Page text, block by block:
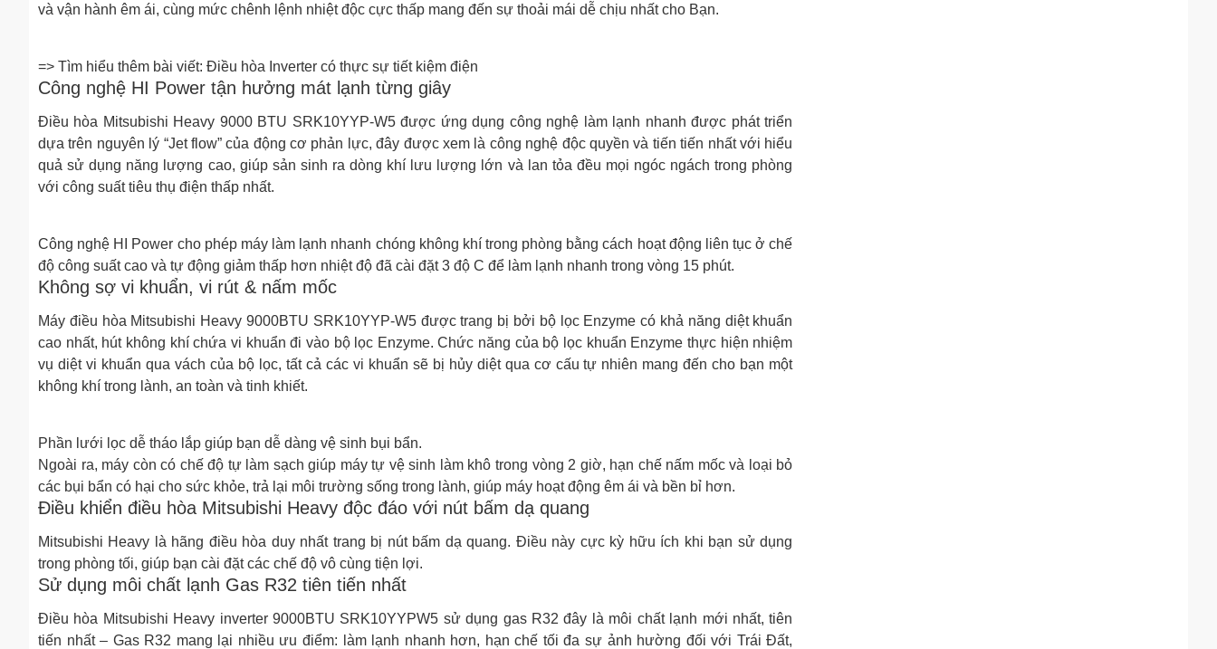
và vận hành êm ái, cùng mức chênh lệnh nhiệt độc cực thấp mang đến sự thoải mái dễ chịu nhất cho Bạn.
=> Tìm hiểu thêm bài viết: Điều hòa Inverter có thực sự tiết kiệm điện
Công nghệ HI Power tận hưởng mát lạnh từng giây
Điều hòa Mitsubishi Heavy 9000 BTU SRK10YYP-W5 được ứng dụng công nghệ làm lạnh nhanh được phát triển
dựa trên nguyên lý “Jet flow” của động cơ phản lực, đây được xem là công nghệ độc quyền và tiến tiến nhất với hiểu
quả sử dụng năng lượng cao, giúp sản sinh ra dòng khí lưu lượng lớn và lan tỏa đều mọi ngóc ngách trong phòng
với công suất tiêu thụ điện thấp nhất.
Công nghệ HI Power cho phép máy làm lạnh nhanh chóng không khí trong phòng bằng cách hoạt động liên tục ở chế
độ công suất cao và tự động giảm thấp hơn nhiệt độ đã cài đặt 3 độ C để làm lạnh nhanh trong vòng 15 phút.
Không sợ vi khuẩn, vi rút & nấm mốc
Máy điều hòa Mitsubishi Heavy 9000BTU SRK10YYP-W5 được trang bị bởi bộ lọc Enzyme có khả năng diệt khuẩn
cao nhất, hút không khí chứa vi khuẩn đi vào bộ lọc Enzyme. Chức năng của bộ lọc khuẩn Enzyme thực hiện nhiệm
vụ diệt vi khuẩn qua vách của bộ lọc, tất cả các vi khuẩn sẽ bị hủy diệt qua cơ cấu tự nhiên mang đến cho bạn một
không khí trong lành, an toàn và tinh khiết.
Phần lưới lọc dễ tháo lắp giúp bạn dễ dàng vệ sinh bụi bẩn.
Ngoài ra, máy còn có chế độ tự làm sạch giúp máy tự vệ sinh làm khô trong vòng 2 giờ, hạn chế nấm mốc và loại bỏ
các bụi bẩn có hại cho sức khỏe, trả lại môi trường sống trong lành, giúp máy hoạt động êm ái và bền bỉ hơn.
Điều khiển điều hòa Mitsubishi Heavy độc đáo với nút bấm dạ quang
Mitsubishi Heavy là hãng điều hòa duy nhất trang bị nút bấm dạ quang. Điều này cực kỳ hữu ích khi bạn sử dụng
trong phòng tối, giúp bạn cài đặt các chế độ vô cùng tiện lợi.
Sử dụng môi chất lạnh Gas R32 tiên tiến nhất
Điều hòa Mitsubishi Heavy inverter 9000BTU SRK10YYPW5 sử dụng gas R32 đây là môi chất lạnh mới nhất, tiên
tiến nhất – Gas R32 mang lại nhiều ưu điểm: làm lạnh nhanh hơn, hạn chế tối đa sự ảnh hường đối với Trái Đất,